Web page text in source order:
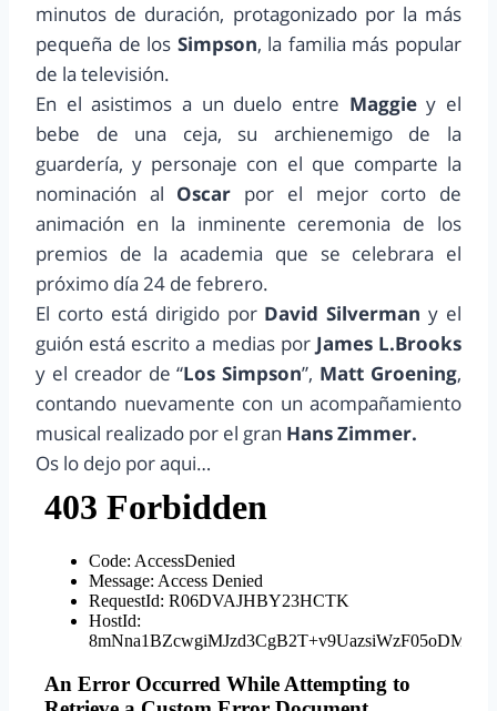
minutos de duración, protagonizado por la más
pequeña de los Simpson, la familia más popular
de la televisión.
En el asistimos a un duelo entre Maggiey el
bebe de una ceja, su archienemigo de la
guardería, y personaje con el que comparte la
nominación al Oscar por el mejor corto de
animación en la inminente ceremonia de los
premios de la academia que se celebrara el
próximo día 24 de febrero.
El corto está dirigido por David Silverman y el
guión está escrito a medias por James L.Brooks
y el creador de “Los Simpson”, Matt Groening,
contando nuevamente con un acompañamiento
musical realizado por el gran Hans Zimmer.
Os lo dejo por aqui…